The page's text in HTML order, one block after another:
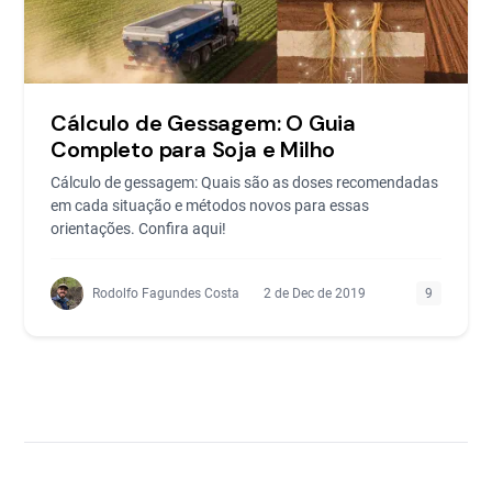
Cálculo de Gessagem: O Guia
Completo para Soja e Milho
Cálculo de gessagem: Quais são as doses recomendadas
em cada situação e métodos novos para essas
orientações. Confira aqui!
Rodolfo Fagundes Costa 2 de Dec de 2019 9